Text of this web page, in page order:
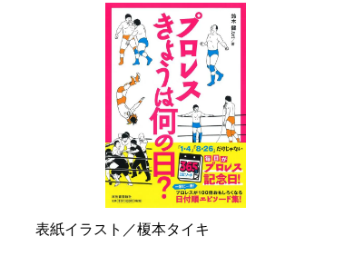
表紙イラスト／榎本タイキ